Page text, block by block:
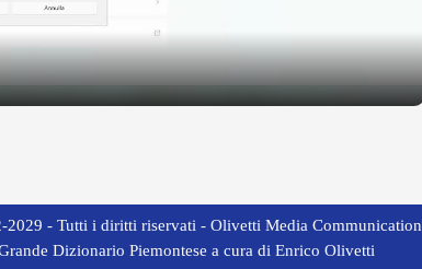
2029 - Tutti i diritti riservati - Olivetti Media Communication
Dizionario Piemontese a cura di Enrico Olivetti